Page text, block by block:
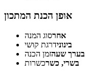
אופן הכנת המתכון
אחרסוג המנה
בינונידרגת קושי
בערך שעהזמן הכנה
בשרי, כשרכשרות